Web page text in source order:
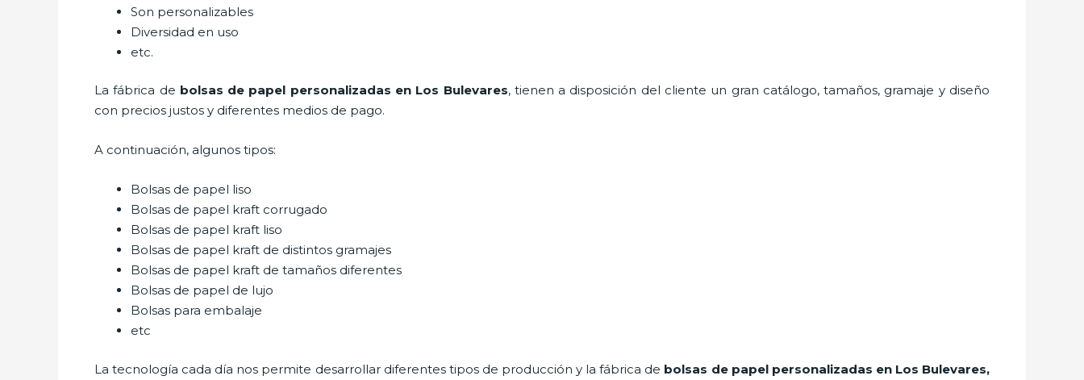
Son personalizables
Diversidad en uso
etc.
La fábrica de bolsas de papel personalizadas en Los Bulevares, tienen a disposición del cliente un gran catálogo, tamaños, gramaje y diseño
con precios justos y diferentes medios de pago.
A continuación, algunos tipos:
Bolsas de papel liso
Bolsas de papel kraft corrugado
Bolsas de papel kraft liso
Bolsas de papel kraft de distintos gramajes
Bolsas de papel kraft de tamaños diferentes
Bolsas de papel de lujo
Bolsas para embalaje
etc
La tecnología cada día nos permite desarrollar diferentes tipos de producción y la fábrica de bolsas de papel personalizadas en Los Bulevares,